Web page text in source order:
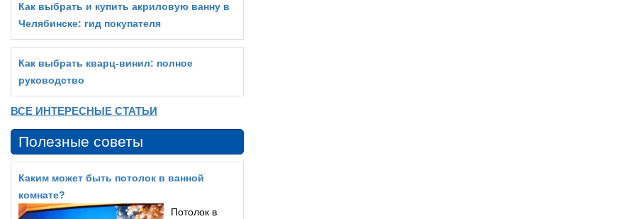
Как выбрать и купить акриловую ванну в
Челябинске: гид покупателя
Как выбрать кварц‑винил: полное
руководство
ВСЕ ИНТЕРЕСНЫЕ СТАТЬИ
Полезные советы
Каким может быть потолок в ванной
комнате?
Потолок в